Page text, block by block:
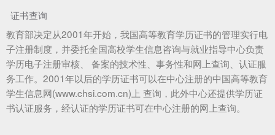
证书查询
教育部决定从2001年开始，我国高等教育学历证书的管理实行电
子注册制度，并委托全国高校学生信息咨询与就业指导中心负责
学历电子注册审核、 备案的技术性、事务性和网上查询、认证服
务工作。2001年以后的学历证书可以在中心注册的中国高等教育
学生信息网(www.chsi.com.cn)上 查询，此外中心还提供学历证
书认证服务，经认证的学历证书可在中心注册的网上查询。